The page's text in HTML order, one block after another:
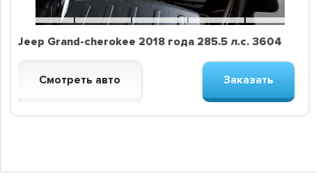
Jeep Grand-cherokee 2018 года 285.5 л.с. 3604
Смотреть авто Заказать